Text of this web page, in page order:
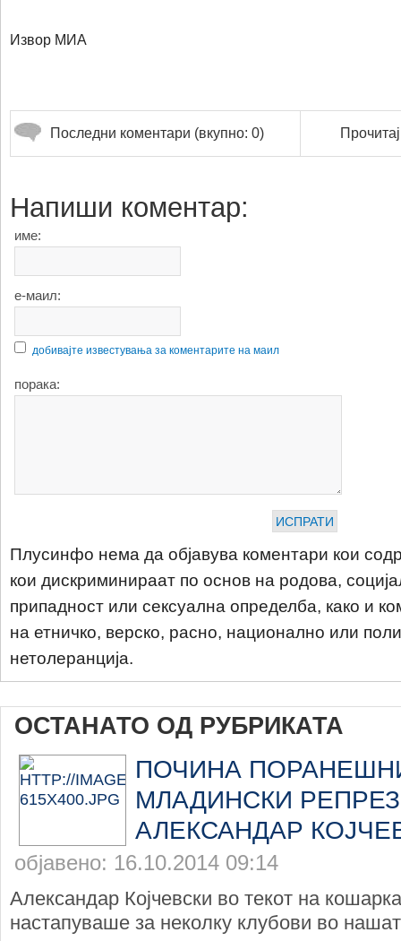
Извор МИА
Последни коментари (вкупно: 0)
Напиши коментар:
име:
е-маил:
добивајте известувања за коментарите на маил
порака:
Плусинфо нема да објавува коментари кои
кои дискриминираат по основ на родова,
припадност или сексуална определба, како и
на етничко, верско, расно, национално или
нетолеранција.
ОСТАНАТО ОД РУБРИКАТА
ПОЧИНА
МЛАДИНСКИ
АЛЕКСАНДАР
објавено: 16.10.2014 09:14
Александар Којчевски во текот на
настапуваше за неколку клубови во